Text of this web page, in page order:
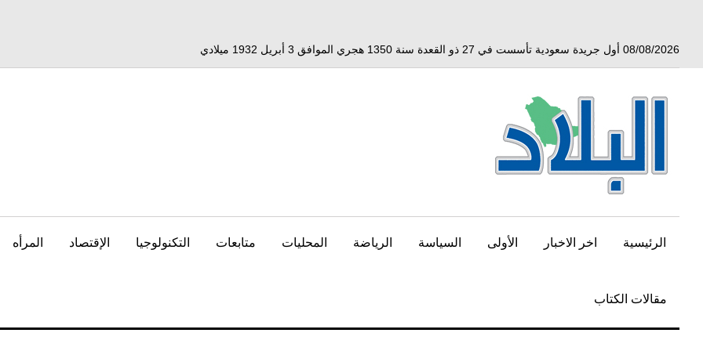
08/08/2026 أول جريدة سعودية تأسست في 27 ذو القعدة سنة 1350 هجري الموافق 3 أبريل 1932 ميلادي
الرئيسية اخر الاخبار الأولى السياسة الرياضة المحليات متابعات التكنولوجيا الإقتصاد المرأه
مقالات الكتاب